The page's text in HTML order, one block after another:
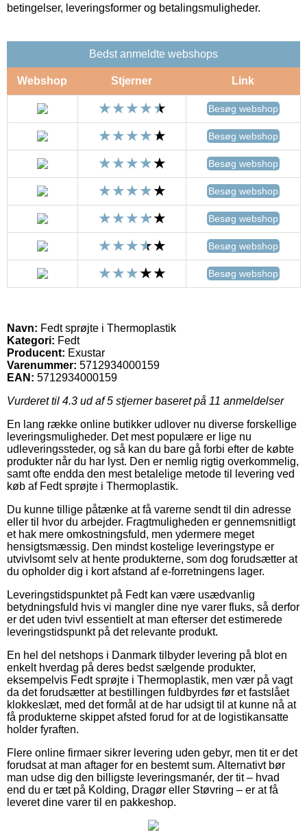
betingelser, leveringsformer og betalingsmuligheder.
Bedst anmeldte webshops
Webshop Stjerner Link
Besøg webshop
Besøg webshop
Besøg webshop
Besøg webshop
Besøg webshop
Besøg webshop
Besøg webshop
Navn: Fedt sprøjte i Thermoplastik
Kategori: Fedt
Producent: Exustar
Varenummer: 5712934000159
EAN: 5712934000159
Vurderet til 4.3 ud af 5 stjerner baseret på 11 anmeldelser
En lang række online butikker udlover nu diverse forskellige
leveringsmuligheder. Det mest populære er lige nu
udleveringssteder, og så kan du bare gå forbi efter de købte
produkter når du har lyst. Den er nemlig rigtig overkommelig,
samt ofte endda den mest betalelige metode til levering ved
køb af Fedt sprøjte i Thermoplastik.
Du kunne tillige påtænke at få varerne sendt til din adresse
eller til hvor du arbejder. Fragtmuligheden er gennemsnitligt
et hak mere omkostningsfuld, men ydermere meget
hensigtsmæssig. Den mindst kostelige leveringstype er
utvivlsomt selv at hente produkterne, som dog forudsætter at
du opholder dig i kort afstand af e-forretningens lager.
Leveringstidspunktet på Fedt kan være usædvanlig
betydningsfuld hvis vi mangler dine nye varer fluks, så derfor
er det uden tvivl essentielt at man efterser det estimerede
leveringstidspunkt på det relevante produkt.
En hel del netshops i Danmark tilbyder levering på blot en
enkelt hverdag på deres bedst sælgende produkter,
eksempelvis Fedt sprøjte i Thermoplastik, men vær på vagt
da det forudsætter at bestillingen fuldbyrdes før et fastslået
klokkeslæt, med det formål at de har udsigt til at kunne nå at
få produkterne skippet afsted forud for at de logistikansatte
holder fyraften.
Flere online firmaer sikrer levering uden gebyr, men tit er det
forudsat at man aftager for en bestemt sum. Alternativt bør
man udse dig den billigste leveringsmanér, der tit – hvad
end du er tæt på Kolding, Dragør eller Støvring – er at få
leveret dine varer til en pakkeshop.